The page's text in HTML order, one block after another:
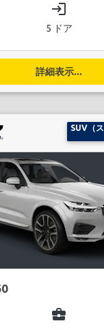
login
5 ドア
詳細表示...
SUV（
business_center